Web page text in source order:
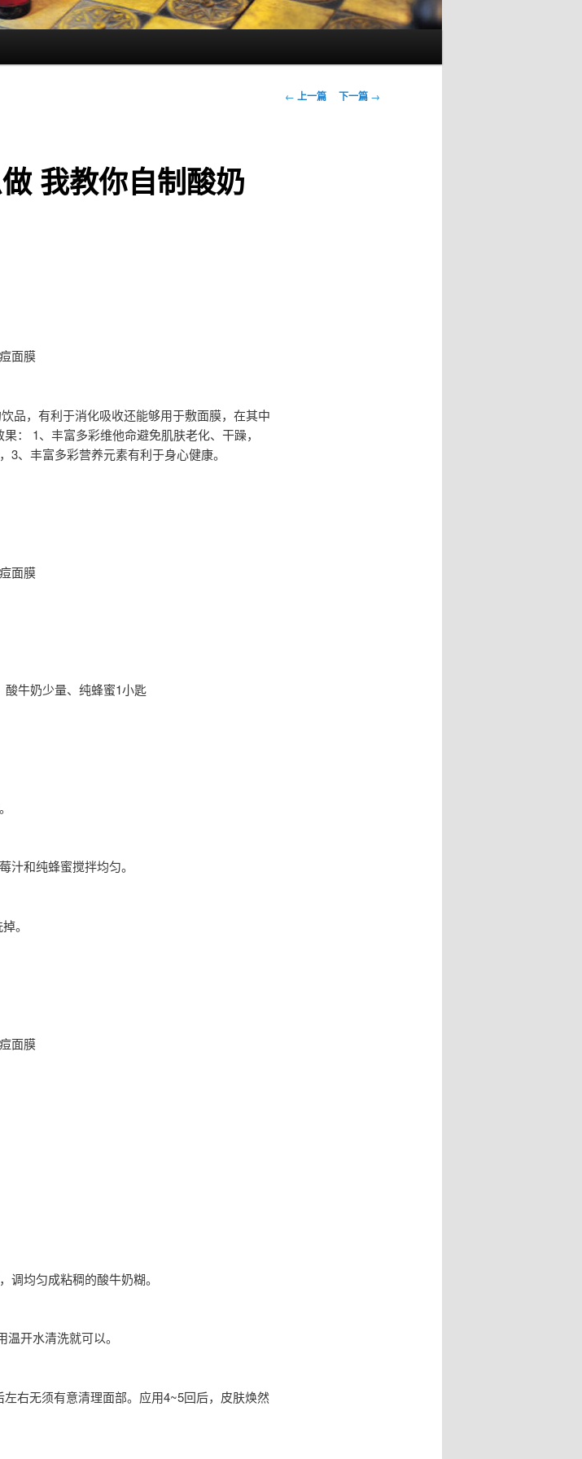
文
← 上一篇 下一篇 →
我教你自制酸奶
面膜
品，有利于消化吸收还能够用于敷面膜，在其中
： 1、丰富多彩维他命避免肌肤老化、干躁，
、丰富多彩营养元素有利于身心健康。
面膜
牛奶少量、纯蜂蜜1小匙
汁和纯蜂蜜搅拌均匀。
。
面膜
调均匀成粘稠的酸牛奶糊。
开水清洗就可以。
右无须有意清理面部。应用4~5回后，皮肤焕然